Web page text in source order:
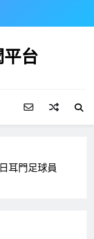
台
耳門足球員